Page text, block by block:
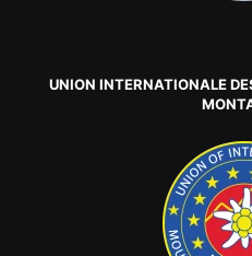
UNION INTERNATIONALE